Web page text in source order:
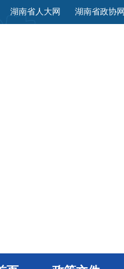
湖南省人大网 湖南省政协网